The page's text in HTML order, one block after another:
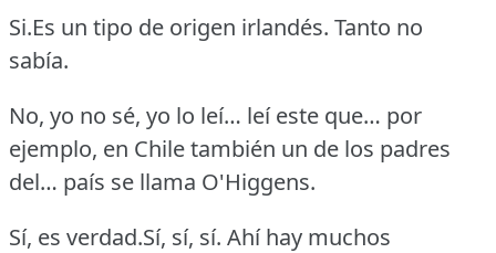
Si.Es un tipo de origen irlandés. Tanto no
sabía.
No, yo no sé, yo lo leí… leí este que… por
ejemplo, en Chile también un de los padres
del… país se llama O'Higgens.
Sí, es verdad.Sí, sí, sí. Ahí hay muchos